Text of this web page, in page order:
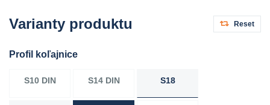
Varianty produktu Reset
Profil koľajnice
S10 DIN S14 DIN S18